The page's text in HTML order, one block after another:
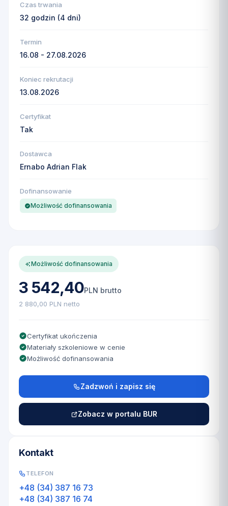
Czas trwania
32 godzin (4 dni)
Termin
16.08 - 27.08.2026
Koniec rekrutacji
13.08.2026
Certyfikat
Tak
Dostawca
Ernabo Adrian Flak
Dofinansowanie
Możliwość dofinansowania
Możliwość dofinansowania
3 542,40PLN brutto
2 880,00 PLN netto
Certyfikat ukończenia
Materiały szkoleniowe w cenie
Możliwość dofinansowania
Zadzwoń i zapisz się
Zobacz w portalu BUR
Kontakt
TELEFON
+48 (34) 387 16 73
+48 (34) 387 16 74